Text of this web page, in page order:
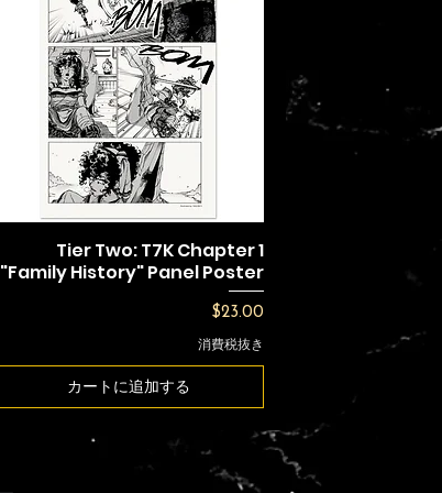
Tier Two: T7K Chapter 1
"Family History" Panel Poster
価格
$23.00
消費税抜き
カートに追加する